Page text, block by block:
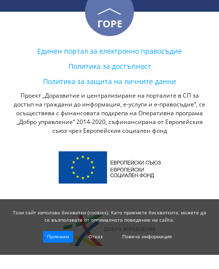
ГОРЕ
Единен портал за електронно правосъдие
Политика за достъпност
Политика за защита на личните данни
Проект „Доразвитие и централизиране на порталите в СП за
достъп на граждани до информация, е-услуги и е-правосъдие“, се
осъществява с финансовата подкрепа на Оперативна програма
„Добро управление“ 2014-2020, съфинансирана от Европейския
съюз чрез Европейския социален фонд
Този сайт използва бисквитки (cookies). Като приемете бисквитките, можете да
се възползвате от оптималното поведение на сайта.
Приемам Отказ Повече информация